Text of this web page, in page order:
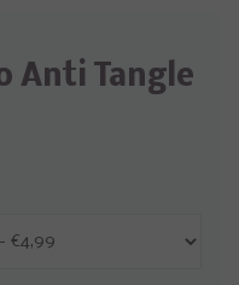
Anti Tangle